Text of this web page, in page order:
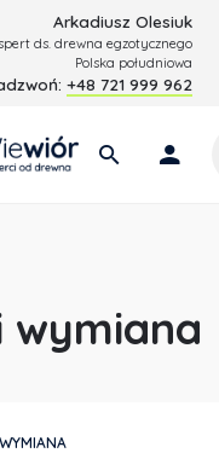
Arkadiusz Olesiuk
ds. drewna egzotycznego
Polska południowa
+48 721 999 962